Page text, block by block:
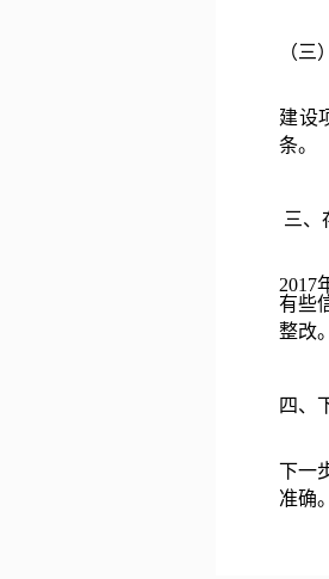
（三
建设
条。
三、
201 7
有些
整改
四、
下一
准确